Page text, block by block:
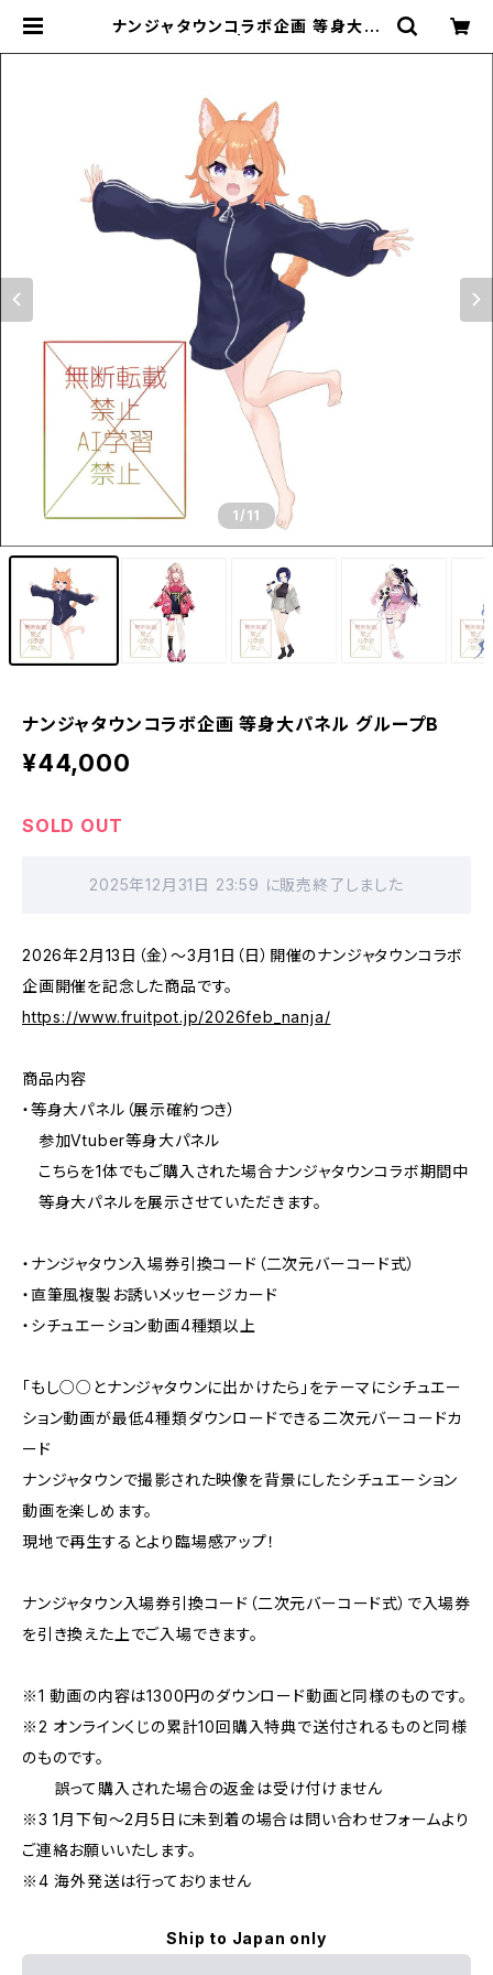
ナンジャタウンコラボ企画 等身大パ
1 /11
ナンジャタウンコラボ企画 等身大パネル グループB
¥44,000
SOLD OUT
2025年12月31日 23:59 に販売終了しました
2026年2月13日（金）～3月1日（日）開催のナンジャタウンコラボ
企画開催を記念した商品です。
https://www.fruitpot.jp/2026feb_nanja/
商品内容
・等身大パネル（展示確約つき）
参加Vtuber等身大パネル
こちらを1体でもご購入された場合ナンジャタウンコラボ期間中
等身大パネルを展示させていただきます。
・ナンジャタウン入場券引換コード（二次元バーコード式）
・直筆風複製お誘いメッセージカード
・シチュエーション動画4種類以上
「もし○○とナンジャタウンに出かけたら」をテーマにシチュエー
ション動画が最低4種類ダウンロードできる二次元バーコードカ
ード
ナンジャタウンで撮影された映像を背景にしたシチュエーション
動画を楽しめます。
現地で再生するとより臨場感アップ！
ナンジャタウン入場券引換コード（二次元バーコード式）で入場券
を引き換えた上でご入場できます。
※1 動画の内容は1300円のダウンロード動画と同様のものです。
※2 オンラインくじの累計10回購入特典で送付されるものと同様
のものです。
誤って購入された場合の返金は受け付けません
※3 1月下旬～2月5日に未到着の場合は問い合わせフォームより
ご連絡お願いいたします。
※4 海外発送は行っておりません
Ship to Japan only